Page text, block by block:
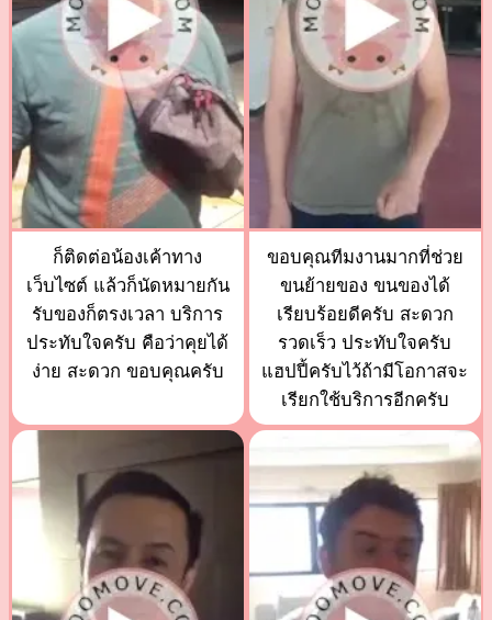
ก็ติดต่อน้องเค้าทาง
เว็บไซต์ แล้วก็นัดหมายกัน
รับของก็ตรงเวลา บริการ
ประทับใจครับ คือว่าคุยได้
ง่าย สะดวก ขอบคุณครับ
ขอบคุณทีมงานมากที่ช่วย
ขนย้ายของ ขนของได้
เรียบร้อยดีครับ สะดวก
รวดเร็ว ประทับใจครับ
แฮปปี้ครับไว้ถ้ามีโอกาสจะ
เรียกใช้บริการอีกครับ